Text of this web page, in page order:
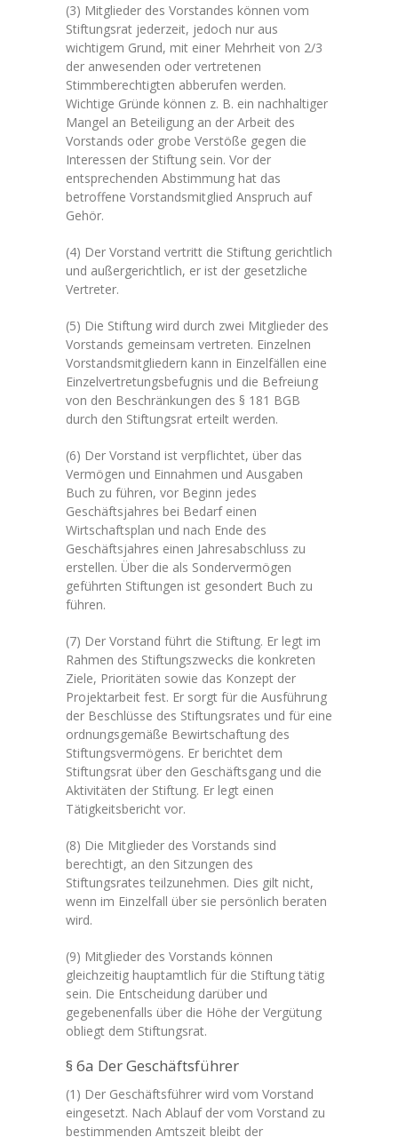
(3) Mitglieder des Vorstandes können vom
Stiftungsrat jederzeit, jedoch nur aus
wichtigem Grund, mit einer Mehrheit von 2/3
der anwesenden oder vertretenen
Stimmberechtigten abberufen werden.
Wichtige Gründe können z. B. ein nachhaltiger
Mangel an Beteiligung an der Arbeit des
Vorstands oder grobe Verstöße gegen die
Interessen der Stiftung sein. Vor der
entsprechenden Abstimmung hat das
betroffene Vorstandsmitglied Anspruch auf
Gehör.
(4) Der Vorstand vertritt die Stiftung gerichtlich
und außergerichtlich, er ist der gesetzliche
Vertreter.
(5) Die Stiftung wird durch zwei Mitglieder des
Vorstands gemeinsam vertreten. Einzelnen
Vorstandsmitgliedern kann in Einzelfällen eine
Einzelvertretungsbefugnis und die Befreiung
von den Beschränkungen des § 181 BGB
durch den Stiftungsrat erteilt werden.
(6) Der Vorstand ist verpflichtet, über das
Vermögen und Einnahmen und Ausgaben
Buch zu führen, vor Beginn jedes
Geschäftsjahres bei Bedarf einen
Wirtschaftsplan und nach Ende des
Geschäftsjahres einen Jahresabschluss zu
erstellen. Über die als Sondervermögen
geführten Stiftungen ist gesondert Buch zu
führen.
(7) Der Vorstand führt die Stiftung. Er legt im
Rahmen des Stiftungszwecks die konkreten
Ziele, Prioritäten sowie das Konzept der
Projektarbeit fest. Er sorgt für die Ausführung
der Beschlüsse des Stiftungsrates und für eine
ordnungsgemäße Bewirtschaftung des
Stiftungsvermögens. Er berichtet dem
Stiftungsrat über den Geschäftsgang und die
Aktivitäten der Stiftung. Er legt einen
Tätigkeitsbericht vor.
(8) Die Mitglieder des Vorstands sind
berechtigt, an den Sitzungen des
Stiftungsrates teilzunehmen. Dies gilt nicht,
wenn im Einzelfall über sie persönlich beraten
wird.
(9) Mitglieder des Vorstands können
gleichzeitig hauptamtlich für die Stiftung tätig
sein. Die Entscheidung darüber und
gegebenenfalls über die Höhe der Vergütung
obliegt dem Stiftungsrat.
§ 6a Der Geschäftsführer
(1) Der Geschäftsführer wird vom Vorstand
eingesetzt. Nach Ablauf der vom Vorstand zu
bestimmenden Amtszeit bleibt der